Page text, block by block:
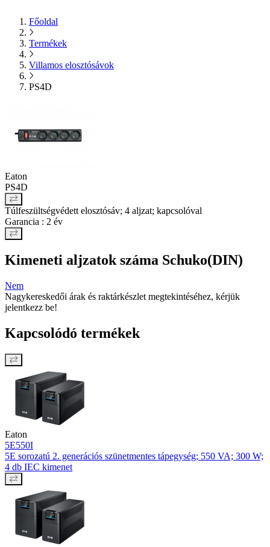
Főoldal
Termékek
Villamos elosztósávok
PS4D
Eaton
PS4D
Túlfeszültségvédett elosztósáv; 4 aljzat; kapcsolóval
Garancia : 2 év
Kimeneti aljzatok száma Schuko(DIN)
Nem
Nagykereskedői árak és raktárkészlet megtekintéséhez, kérjük
jelentkezz be!
Kapcsolódó termékek
Eaton
5E550I
5E sorozatú 2. generációs szünetmentes tápegység; 550 VA; 300 W;
4 db IEC kimenet